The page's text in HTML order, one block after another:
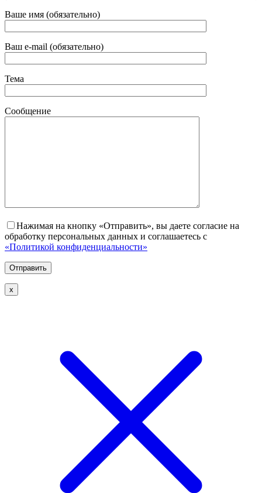
Ваше имя (обязательно)
Ваш e-mail (обязательно)
Тема
Сообщение
Нажимая на кнопку «Отправить», вы даете согласие на
обработку персональных данных и соглашаетесь с
«Политикой конфиденциальности»
х